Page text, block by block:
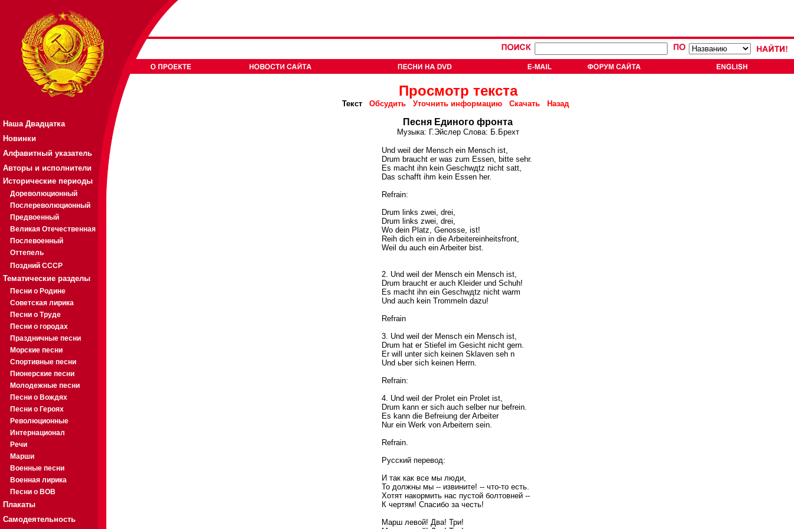
Наша Двадцатка
Новинки
Алфавитный указатель
Авторы и исполнители
Исторические периоды
Дореволюционный
Послереволюционный
Предвоенный
Великая Отечественная
Послевоенный
Оттепель
Поздний СССР
Тематические разделы
Песни о Родине
Советская лирика
Песни о Труде
Песни о городах
Праздничные песни
Морские песни
Спортивные песни
Пионерские песни
Молодежные песни
Песни о Вождях
Песни о Героях
Революционные
Интернационал
Речи
Марши
Военные песни
Военная лирика
Песни о ВОВ
Плакаты
Самодеятельность
Просмотр текста
Текст Обсудить Уточнить информацию Скачать Назад
Песня Единого фронта
Музыка: Г.Эйслер Слова: Б.Брехт
Und weil der Mensch ein Mensch ist,
Drum braucht er was zum Essen, bitte sehr.
Es macht ihn kein Geschwдtz nicht satt,
Das schafft ihm kein Essen her.
Refrain:
Drum links zwei, drei,
Drum links zwei, drei,
Wo dein Platz, Genosse, ist!
Reih dich ein in die Arbeitereinheitsfront,
Weil du auch ein Arbeiter bist.
2. Und weil der Mensch ein Mensch ist,
Drum braucht er auch Kleider und Schuh!
Es macht ihn ein Geschwдtz nicht warm
Und auch kein Trommeln dazu!
Refrain
3. Und weil der Mensch ein Mensch ist,
Drum hat er Stiefel im Gesicht nicht gern.
Er will unter sich keinen Sklaven seh n
Und ьber sich keinen Herrn.
Refrain:
4. Und weil der Prolet ein Prolet ist,
Drum kann er sich auch selber nur befrein.
Es kann die Befreiung der Arbeiter
Nur ein Werk von Arbeitern sein.
Refrain.
Русский перевод:
И так как все мы люди,
То должны мы -- извините! -- что-то есть.
Хотят накормить нас пустой болтовней --
К чертям! Спасибо за честь!
Марш левой! Два! Три!